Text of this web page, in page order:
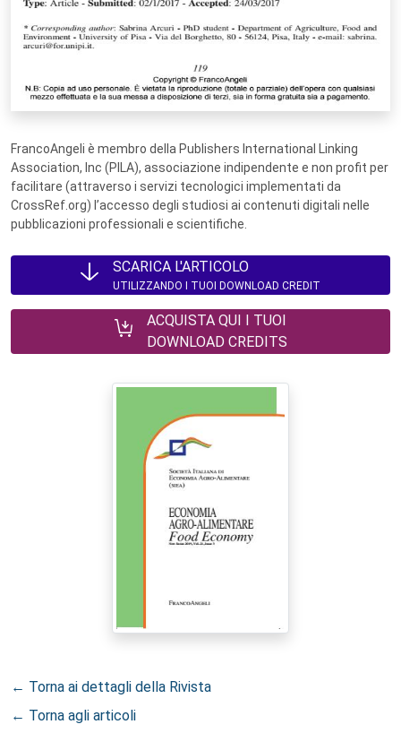
FrancoAngeli è membro della Publishers International Linking
Association, Inc (PILA), associazione indipendente e non profit per
facilitare (attraverso i servizi tecnologici implementati da
CrossRef.org) l’accesso degli studiosi ai contenuti digitali nelle
pubblicazioni professionali e scientifiche.
SCARICA L'ARTICOLO
UTILIZZANDO I TUOI DOWNLOAD CREDIT
ACQUISTA QUI I TUOI
DOWNLOAD CREDITS
← Torna ai dettagli della Rivista
← Torna agli articoli